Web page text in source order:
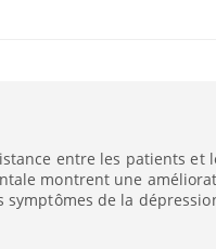
entre les patients et
montrent une
de la
Comment
écrans en